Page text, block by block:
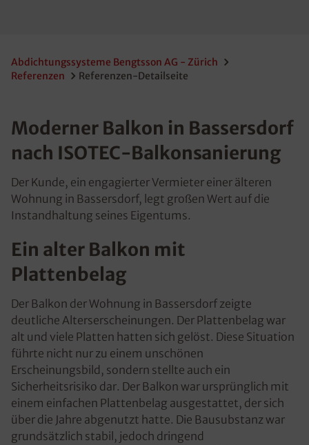
Abdichtungssysteme Bengtsson AG - Zürich
Referenzen
Referenzen-Detailseite
Moderner Balkon in Bassersdorf
nach ISOTEC-Balkonsanierung
Der Kunde, ein engagierter Vermieter einer älteren
Wohnung in Bassersdorf, legt großen Wert auf die
Instandhaltung seines Eigentums.
Ein alter Balkon mit
Plattenbelag
Der Balkon der Wohnung in Bassersdorf zeigte
deutliche Alterserscheinungen. Der Plattenbelag war
alt und viele Platten hatten sich gelöst. Diese Situation
führte nicht nur zu einem unschönen
Erscheinungsbild, sondern stellte auch ein
Sicherheitsrisiko dar. Der Balkon war ursprünglich mit
einem einfachen Plattenbelag ausgestattet, der sich
über die Jahre abgenutzt hatte. Die Bausubstanz war
grundsätzlich stabil, jedoch dringend